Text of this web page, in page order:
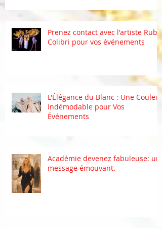
Prenez contact avec l'artiste Ruby
Colibri pour vos événements
L'Élégance du Blanc : Une Couleur
Indémodable pour Vos
Événements
Académie devenez fabuleuse: un
message émouvant.